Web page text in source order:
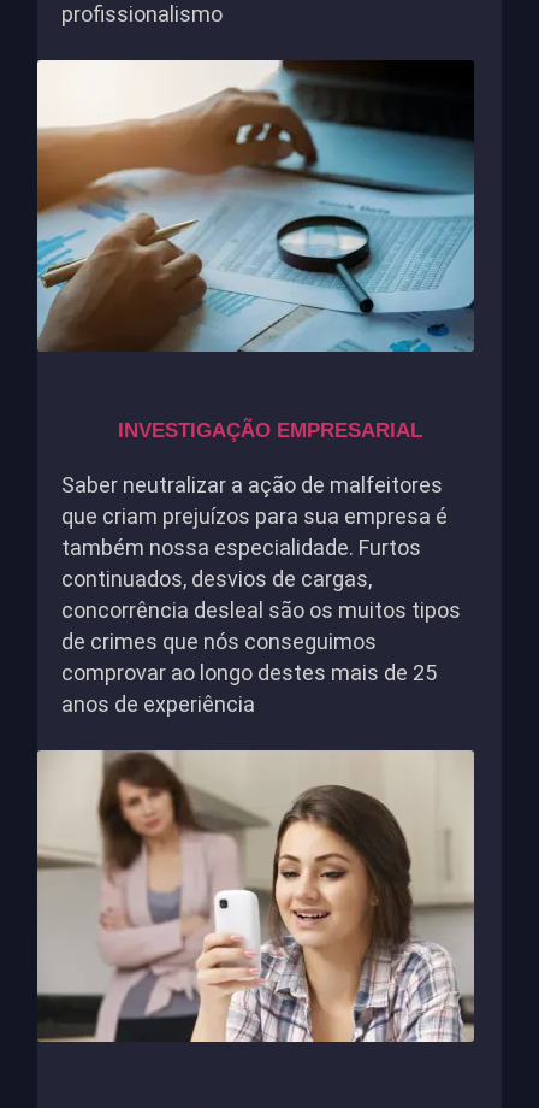
profissionalismo
INVESTIGAÇÃO EMPRESARIAL
Saber neutralizar a ação de malfeitores
que criam prejuízos para sua empresa é
também nossa especialidade. Furtos
continuados, desvios de cargas,
concorrência desleal são os muitos tipos
de crimes que nós conseguimos
comprovar ao longo destes mais de 25
anos de experiência